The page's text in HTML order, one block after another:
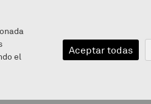
BALEAREN BIDEA JANGELA
el
Aceptar todas